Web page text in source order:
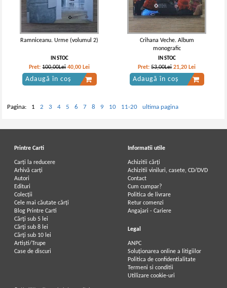
Ramniceanu. Urme (volumul 2)
IN STOC
Pret:100,00Lei 40,00 Lei
Adaugă în coș
Crihana Veche. Album
monografic
IN STOC
Pret:53,00Lei 21,20 Lei
Adaugă în coș
Pagina: 1 2 3 4 5 6 7 8 9 10 11-20 ultima pagina
Printre Carti
Carți la reducere
Arhivă carți
Autori
Edituri
Colecții
Cele mai căutate cărți
Blog Printre Carti
Cărţi sub 5 lei
Cărţi sub 8 lei
Cărţi sub 10 lei
Artiști/Trupe
Case de discuri
Informatii utile
Achizitii cărți
Achizitii viniluri, casete, CD/DVD
Contact
Cum cumpar?
Politica de livrare
Retur comenzi
Angajari - Cariere
Legal
ANPC
Soluționarea online a litigiilor
Politica de confidentialitate
Termeni si conditii
Utilizare cookie-uri